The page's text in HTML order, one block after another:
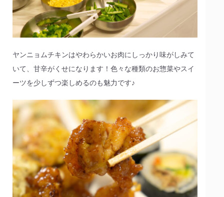
ヤンニョムチキンはやわらかいお肉にしっかり味がしみて
いて、甘辛がくせになります！色々な種類のお惣菜やスイ
ーツを少しずつ楽しめるのも魅力です♪